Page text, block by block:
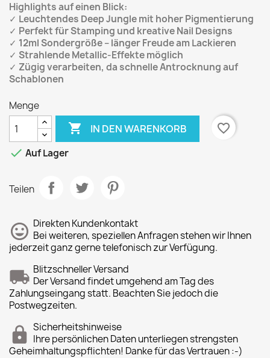
Highlights auf einen Blick:
✓ Leuchtendes Deep Jungle mit hoher Pigmentierung
✓ Perfekt für Stamping und kreative Nail Designs
✓ 12ml Sondergröße – länger Freude am Lackieren
✓ Strahlende Metallic-Effekte möglich
✓ Zügig verarbeiten, da schnelle Antrocknung auf
Schablonen
Menge
 IN DEN WARENKORB
favorite_border
 Auf Lager
Teilen
Direkten Kundenkontakt
Bei weiteren, speziellen Anfragen stehen wir Ihnen
jederzeit ganz gerne telefonisch zur Verfügung.
Blitzschneller Versand
Der Versand findet umgehend am Tag des
Zahlungseingang statt. Beachten Sie jedoch die
Postwegzeiten.
Sicherheitshinweise
Ihre persönlichen Daten unterliegen strengsten
Geheimhaltungspflichten! Danke für das Vertrauen :-)